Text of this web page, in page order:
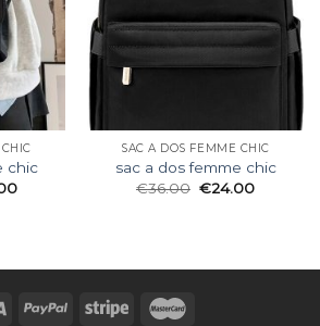
chic
SAC A DOS FEMME CHIC
sac a dos femme chic
€36.00 €24.00